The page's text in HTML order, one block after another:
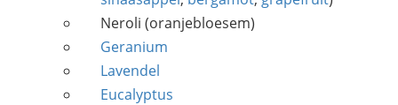
Neroli (oranjebloesem)
Geranium
Lavendel
Eucalyptus